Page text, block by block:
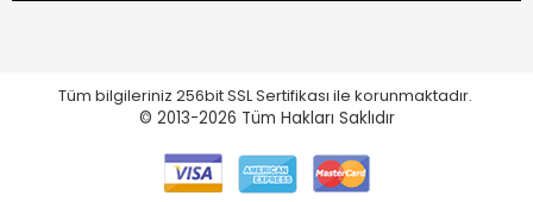
Tüm bilgileriniz 256bit SSL Sertifikası ile korunmaktadır.
© 2013-2026 Tüm Hakları Saklıdır